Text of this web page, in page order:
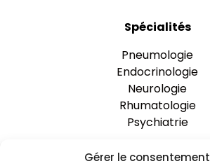
Gérer le consentement
Spécialités
Pneumologie
Endocrinologie
Neurologie
Rhumatologie
Psychiatrie
One Clinic